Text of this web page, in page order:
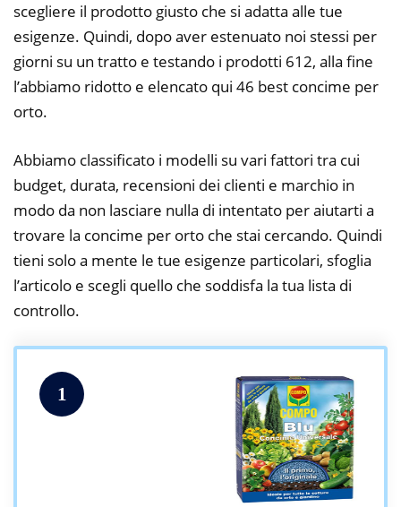
scegliere il prodotto giusto che si adatta alle tue
esigenze. Quindi, dopo aver estenuato noi stessi per
giorni su un tratto e testando i prodotti 612, alla fine
l’abbiamo ridotto e elencato qui 46 best concime per
orto.
Abbiamo classificato i modelli su vari fattori tra cui
budget, durata, recensioni dei clienti e marchio in
modo da non lasciare nulla di intentato per aiutarti a
trovare la concime per orto che stai cercando. Quindi
tieni solo a mente le tue esigenze particolari, sfoglia
l’articolo e scegli quello che soddisfa la tua lista di
controllo.
1